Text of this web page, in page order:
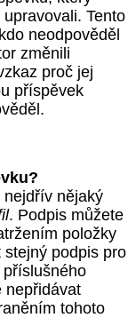
Tento
neodpověděl
změnili
proč jej
příspěvek
nějaký
. Podpis můžete
položky
stejný podpis pro
nepřidávat
tohoto